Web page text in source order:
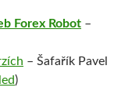
Forex Robot –
– Šafařík Pavel
)